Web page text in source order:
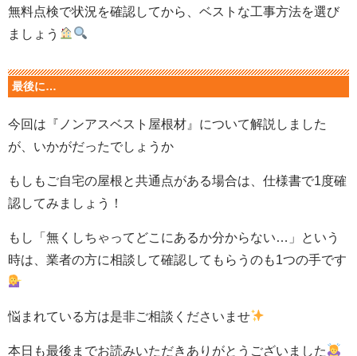
無料点検で状況を確認してから、ベストな工事方法を選び
ましょう
最後に…
今回は『ノンアスベスト屋根材』について解説しました
が、いかがだったでしょうか
もしもご自宅の屋根と共通点がある場合は、仕様書で1度確
認してみましょう！
もし「無くしちゃってどこにあるか分からない…」という
時は、業者の方に相談して確認してもらうのも1つの手です
悩まれている方は是非ご相談くださいませ
本日も最後までお読みいただきありがとうございました